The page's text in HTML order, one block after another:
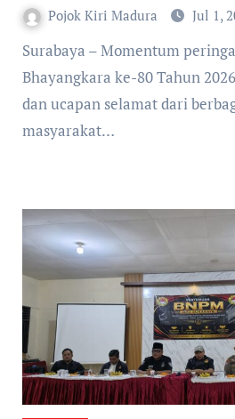
Pojok Kiri Madura Jul 1,
Bhayangkara ke-80 Tahun
dan ucapan selamat dari
masyarakat…